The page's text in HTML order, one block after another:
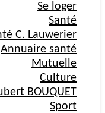
Se loger
Santé
C. Lauwerier
Annuaire santé
Mutuelle
Culture
BOUQUET
Sport